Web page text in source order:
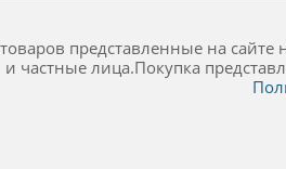
представленные на
частные лица.Покупка